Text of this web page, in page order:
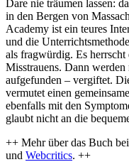
Dare nie träumen lassen:
in den Bergen von
Academy ist ein teures
und die
als fragwürdig. Es herrscht
Misstrauens. Dann
aufgefunden – vergiftet.
vermutet einen
ebenfalls mit den
glaubt nicht an die
++ Mehr über das Buch
und Webcritics. ++